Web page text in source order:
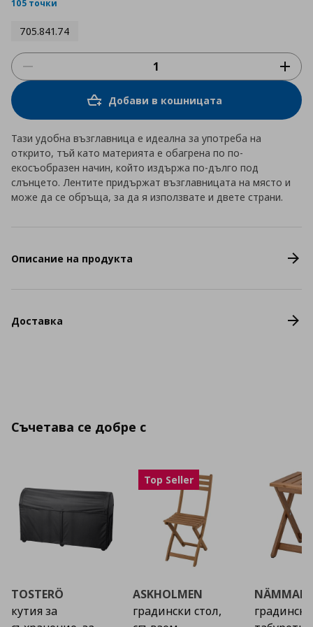
105 точки
705.841.74
Добави в кошницата
Тази удобна възглавница е идеална за употреба на
открито, тъй като материята е обагрена по по-
екосъобразен начин, който издържа по-дълго под
слънцето. Лентите придържат възглавницата на място и
може да се обръща, за да я използвате и двете страни.
Описание на продукта
Доставка
Съчетава се добре с
TOSTERÖ
кутия за
Top Seller
ASKHOLMEN
градински стол,
градинска